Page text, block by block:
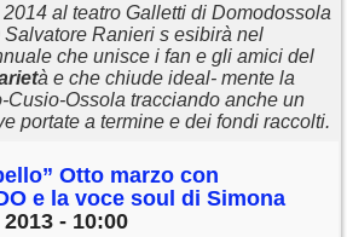
al teatro Galletti di Domodossola
Ranieri s esibirà nel
che unisce i fan e gli amici del
à e che chiude ideal- mente la
Cusio-Ossola tracciando anche un
portate a termine e dei fondi raccolti.
Otto marzo con
e la voce soul di Simona
- 10:00